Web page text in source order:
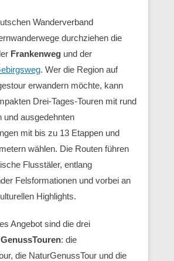
Wanderverband
durchziehen die
Frankenweg und der
. Wer die Region auf
erwandern möchte, kann
Drei-Tages-Touren mit rund
und ausgedehnten
mit bis zu 13 Etappen und
wählen. Die Routen führen
Flusstäler, entlang
Felsformationen und vorbei an
Highlights.
Angebot sind die drei
GenussTouren: die
die NaturGenussTour und die